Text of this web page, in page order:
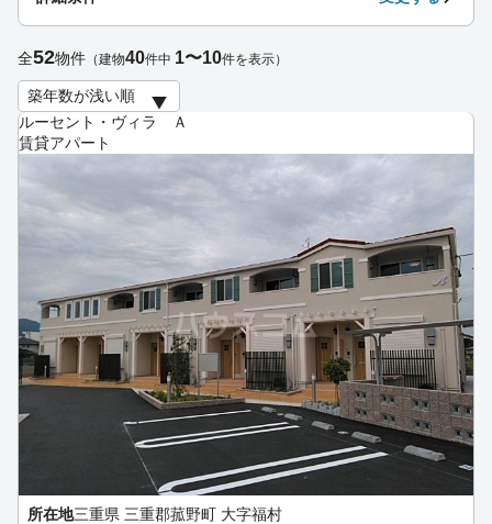
ルーセント・ヴィラ Ａ
賃貸アパート
所在地三重県 三重郡菰野町 大字福村
全52物件 （建物40件中 1〜10件を表示）